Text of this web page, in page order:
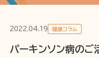
2022.04.19 健康コラム
パーキンソン病の